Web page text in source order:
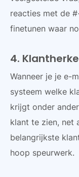
reacties met de
finetunen waar
4.
Wanneer je je e-
systeem welke
krijgt onder
klant te zien, net
belangrijkste
hoop speurwerk.